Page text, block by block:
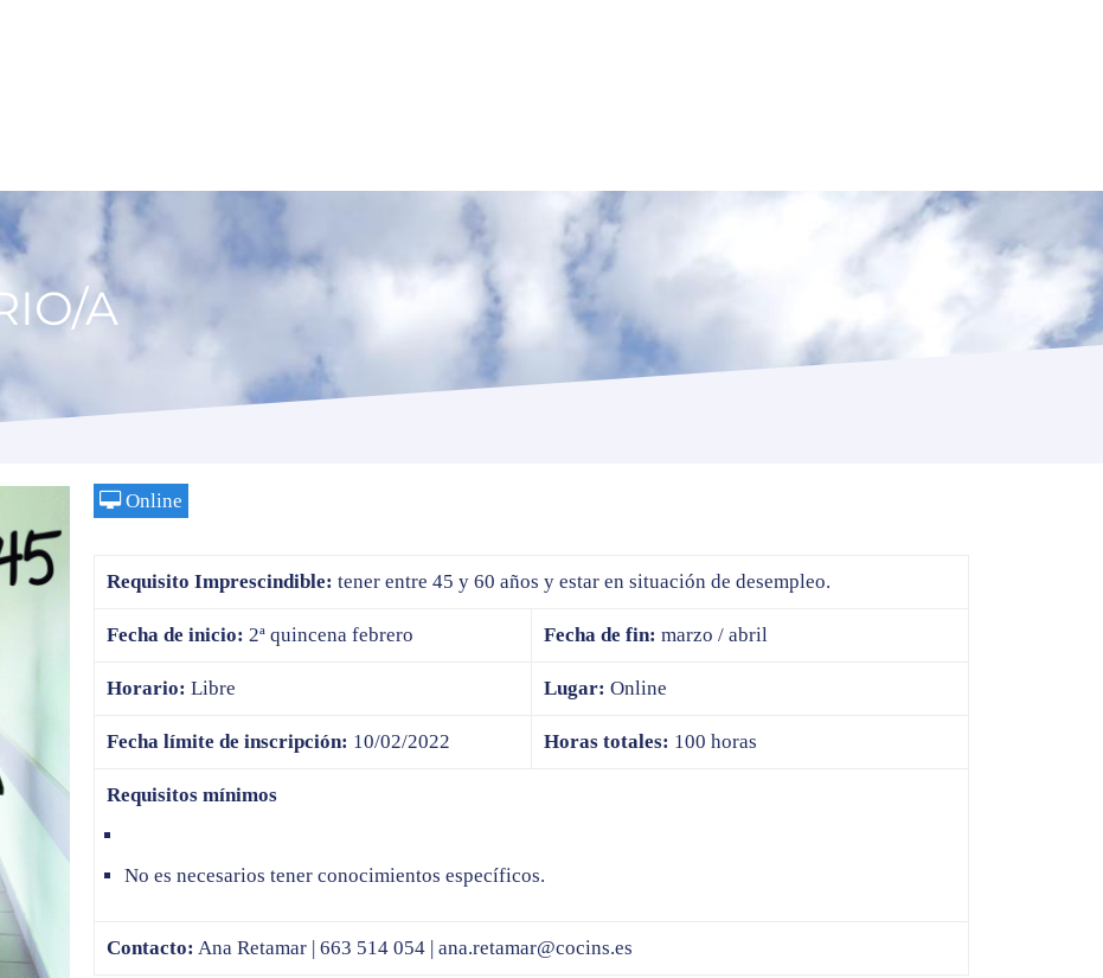
A
Online
Requisito Imprescindible: tener entre 45 y 60 años y estar en situación de desempleo.
Fecha de inicio: 2ª quincena febrero Fecha de fin: marzo / abril
Horario: Libre Lugar: Online
Fecha límite de inscripción: 10/02/2022 Horas totales: 100 horas
Requisitos mínimos
No es necesarios tener conocimientos específicos.
Contacto: Ana Retamar | 663 514 054 | ana.retamar@cocins.es